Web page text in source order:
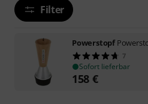
Filter
Powerstopf
7
Sofort lieferbar
158 €